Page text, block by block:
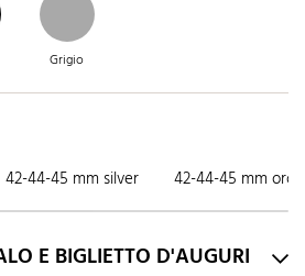
Grigio
42-44-45 mm silver 42-44-45 mm oro
E BIGLIETTO D'AUGURI